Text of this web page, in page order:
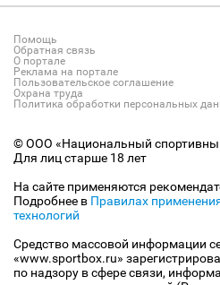
Помощь
Обратная связь
О портале
Реклама на портале
Пользовательское соглашение
Охрана труда
Политика обработки персональных
© ООО «Национальный
Для лиц старше 18 лет
На сайте применяются
Подробнее в Правилах
технологий
Средство массовой информации
«www.sportbox.ru»
по надзору в сфере связи,